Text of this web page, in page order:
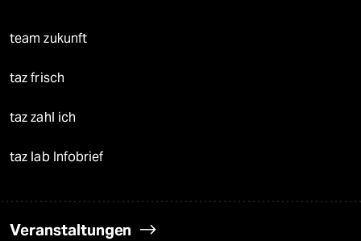
team zukunft
taz frisch
taz zahl ich
taz lab Infobrief
Veranstaltungen